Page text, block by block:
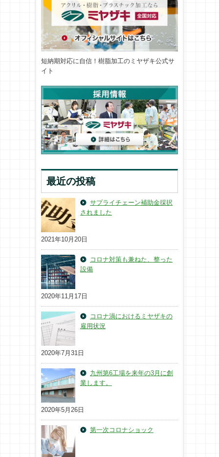
短納期対応に自信！樹脂加工のミヤザキ公式サ
イト
最近の投稿
サプライチェーン補助金採択
されました
2021年10月20日
コロナ対策も兼ねた、整った
設備
2020年11月17日
コロナ渦におけるミヤザキの
雇用状況
2020年7月31日
九州第6工場を来年の3月に創
業します。
2020年5月26日
第一次コロナショック